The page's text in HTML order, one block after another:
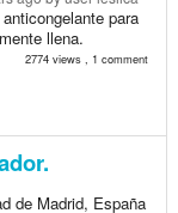
para
llena.
2774 views , 1 comment
de Madrid, España